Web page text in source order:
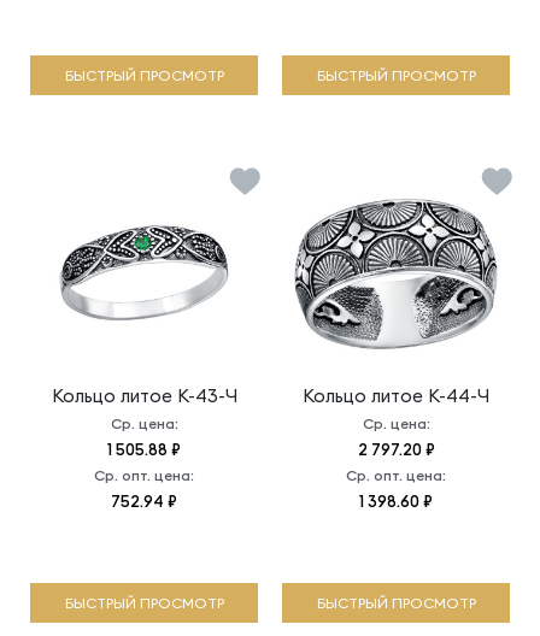
БЫСТРЫЙ ПРОСМОТР БЫСТРЫЙ ПРОСМОТР
Кольцо литое К-43-Ч
Ср. цена:
1 505.88 ₽
Ср. опт. цена:
752.94 ₽
БЫСТРЫЙ ПРОСМОТР
Кольцо литое К-44-Ч
Ср. цена:
2 797.20 ₽
Ср. опт. цена:
1 398.60 ₽
БЫСТРЫЙ ПРОСМОТР